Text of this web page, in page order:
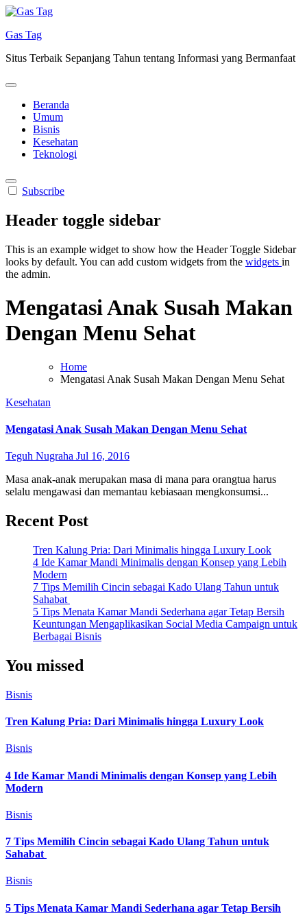
Skip
content
Gas Tag
Situs Terbaik Sepanjang Tahun tentang Informasi yang Bermanfaat
Beranda
Umum
Bisnis
Kesehatan
Teknologi
Subscribe
Header toggle sidebar
This is an example widget to show how the Header Toggle Sidebar
looks by default. You can add custom widgets from the widgets in
the admin.
Mengatasi Anak Susah Makan
Dengan Menu Sehat
Home
Mengatasi Anak Susah Makan Dengan Menu Sehat
Kesehatan
Mengatasi Anak Susah Makan Dengan Menu Sehat
Teguh Nugraha Jul 16, 2016
Masa anak-anak merupakan masa di mana para orangtua harus
selalu mengawasi dan memantau kebiasaan mengkonsumsi...
Recent Post
Tren Kalung Pria: Dari Minimalis hingga Luxury Look
4 Ide Kamar Mandi Minimalis dengan Konsep yang Lebih
Modern
7 Tips Memilih Cincin sebagai Kado Ulang Tahun untuk
Sahabat
5 Tips Menata Kamar Mandi Sederhana agar Tetap Bersih
Keuntungan Mengaplikasikan Social Media Campaign untuk
Berbagai Bisnis
You missed
Bisnis
Tren Kalung Pria: Dari Minimalis hingga Luxury Look
Bisnis
4 Ide Kamar Mandi Minimalis dengan Konsep yang Lebih
Modern
Bisnis
7 Tips Memilih Cincin sebagai Kado Ulang Tahun untuk
Sahabat
Bisnis
5 Tips Menata Kamar Mandi Sederhana agar Tetap Bersih